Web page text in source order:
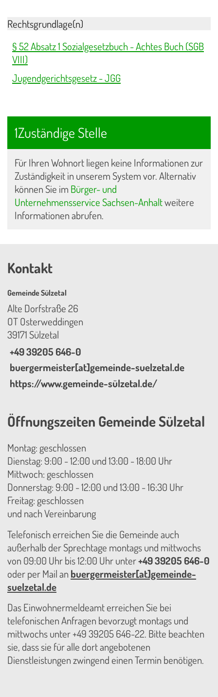
Rechtsgrundlage(n)
§ 52 Absatz 1 Sozialgesetzbuch - Achtes Buch (SGB
VIII)
Jugendgerichtsgesetz - JGG
1Zuständige Stelle
Für Ihren Wohnort liegen keine Informationen zur
Zuständigkeit in unserem System vor. Alternativ
können Sie im Bürger- und
Unternehmensservice Sachsen-Anhaltweitere
Informationen abrufen.
Kontakt
Gemeinde Sülzetal
Alte Dorfstraße 26
OT Osterweddingen
39171 Sülzetal
+49 39205 646-0
buergermeister[at]gemeinde-suelzetal.de
https://www.gemeinde-sülzetal.de/
Öffnungszeiten Gemeinde Sülzetal
Montag: geschlossen
Dienstag: 9:00 - 12:00 und 13:00 - 18:00 Uhr
Mittwoch: geschlossen
Donnerstag: 9:00 - 12:00 und 13:00 - 16:30 Uhr
Freitag: geschlossen
und nach Vereinbarung
Telefonisch erreichen Sie die Gemeinde auch
außerhalb der Sprechtage montags und mittwochs
von 09:00 Uhr bis 12:00 Uhr unter+49 39205 646-0
oder per Mail an buergermeister[at]gemeinde-
suelzetal.de
Das Einwohnermeldeamt erreichen Sie bei
telefonischen Anfragen bevorzugt montags und
mittwochs unter +49 39205 646-22. Bitte beachten
sie, dass sie für alle dort angebotenen
Dienstleistungen zwingend einen Termin benötigen.